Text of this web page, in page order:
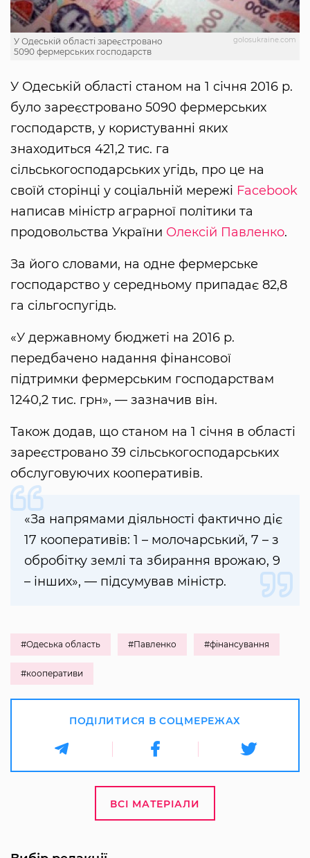
golosukraine.com
У Одеській області зареєстровано
5090 фермерських господарств
У Одеській області станом на 1 січня 2016 р.
було зареєстровано 5090 фермерських
господарств, у користуванні яких
знаходиться 421,2 тис. га
сільськогосподарських угідь, про це на
своїй сторінці у соціальній мережі Facebook
написав міністр аграрної політики та
продовольства України Олексій Павленко.
За його словами, на одне фермерське
господарство у середньому припадає 82,8
га сільгоспугідь.
«У державному бюджеті на 2016 р.
передбачено надання фінансової
підтримки фермерським господарствам
1240,2 тис. грн», — зазначив він.
Також додав, що станом на 1 січня в області
зареєстровано 39 сільськогосподарських
обслуговуючих кооперативів.
«За напрямами діяльності фактично діє
17 кооперативів: 1 – молочарський, 7 – з
обробітку землі та збирання врожаю, 9
– інших», — підсумував міністр.
#Одеська область #Павленко #фінансування
#кооперативи
ПОДІЛИТИСЯ В СОЦМЕРЕЖАХ
ВСІ МАТЕРІАЛИ